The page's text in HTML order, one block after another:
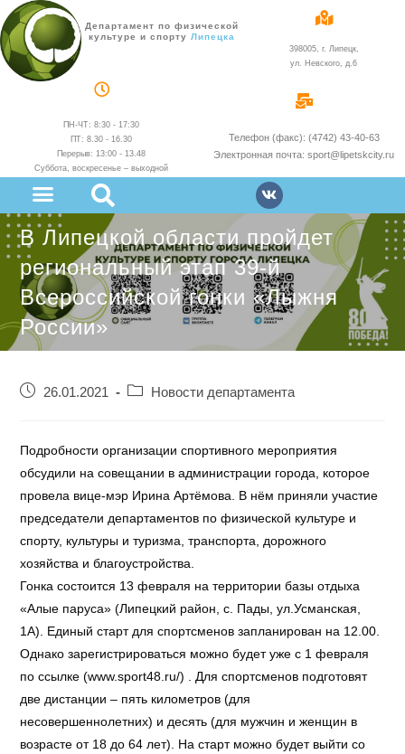
Департамент по физической
культуре и спортуЛипецка
398005, г. Липецк,
ул. Невского, д.6
ПН-ЧТ: 8:30 - 17:30
ПТ: 8.30 - 16.30
Перерыв: 13:00 - 13.48
Суббота, воскресенье – выходной
Телефон (факс): (4742) 43-40-63
Электронная почта: sport@lipetskcity.ru
В Липецкой области пройдет
региональный этап 39-й
Всероссийской гонки «Лыжня
России»
26.01.2021 Новости департамента
Подробности организации спортивного мероприятия
обсудили на совещании в администрации города, которое
провела вице-мэр Ирина Артёмова. В нём приняли участие
председатели департаментов по физической культуре и
спорту, культуры и туризма, транспорта, дорожного
хозяйства и благоустройства.
Гонка состоится 13 февраля на территории базы отдыха
«Алые паруса» (Липецкий район, с. Пады, ул.Усманская,
1А). Единый старт для спортсменов запланирован на 12.00.
Однако зарегистрироваться можно будет уже с 1 февраля
по ссылке (www.sport48.ru/) . Для спортсменов подготовят
две дистанции – пять километров (для
несовершеннолетних) и десять (для мужчин и женщин в
возрасте от 18 до 64 лет). На старт можно будет выйти со